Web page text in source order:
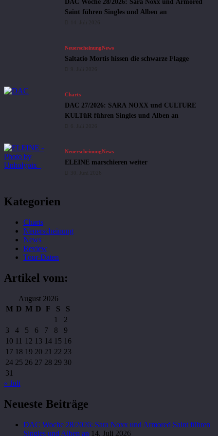
DAC Woche 28/2026: Sara Noxx und Armored
Saint führen Singles und Alben an
NeuerscheinungNews
Saltatio Mortis hissen die schwarze Flagge
Charts
DAC 27/2026: SARA NOXX und CULTURE
KULTüR führen Singles und Alben an
NeuerscheinungNews
ELEINE marschieren weiter
Kategorien
Charts
Neuerscheinung
News
Review
Tour-Daten
Artikel vom:
August 2026
M D M D F S
S
1
2
3
4 5 6 7 8
9
10 11 12 13 14 15 16
17 18 19 20 21 22 23
24 25 26 27 28 29 30
31
« Juli
Neueste Beiträge
DAC Woche 28/2026: Sara Noxx und Armored Saint führen
Singles und Alben an 14. Juli 2026